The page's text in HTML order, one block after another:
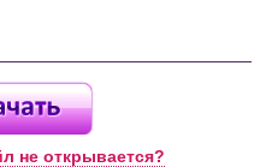
не открывается?